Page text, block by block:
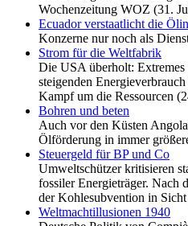
Wochenzeitung WOZ (31.
Ecuador verstaatlicht die
Konzerne nur noch als
Strom für die Weltfabrik
Die USA überholt:
steigenden
Kampf um die Ressourcen
Bohren und beten
Auch vor den Küsten
Ölförderung in immer
Steuergeld für BP und Co
Umweltschützer kritisieren
fossiler Energieträger. Nach
der Kohlesubvention in
Weltmachtillusionen 1940